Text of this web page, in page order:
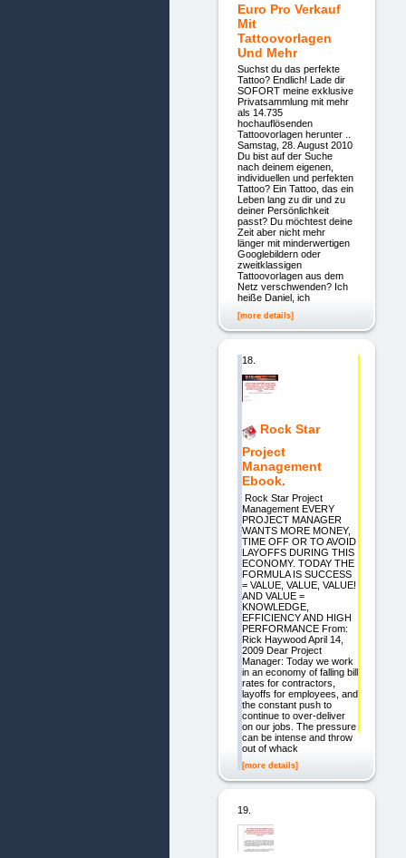
Euro Pro Verkauf
Mit
Tattoovorlagen
Und Mehr
Suchst du das perfekte
Tattoo? Endlich! Lade dir
SOFORT meine exklusive
Privatsammlung mit mehr
als 14.735
hochauflösenden
Tattoovorlagen herunter ..
Samstag, 28. August 2010
Du bist auf der Suche
nach deinem eigenen,
individuellen und perfekten
Tattoo? Ein Tattoo, das ein
Leben lang zu dir und zu
deiner Persönlichkeit
passt? Du möchtest deine
Zeit aber nicht mehr
länger mit minderwertigen
Googlebildern oder
zweitklassigen
Tattoovorlagen aus dem
Netz verschwenden? Ich
heiße Daniel, ich
[more details]
18.
Rock Star
Project
Management
Ebook.
Rock Star Project
Management EVERY
PROJECT MANAGER
WANTS MORE MONEY,
TIME OFF OR TO AVOID
LAYOFFS DURING THIS
ECONOMY. TODAY THE
FORMULA IS SUCCESS
= VALUE, VALUE, VALUE!
AND VALUE =
KNOWLEDGE,
EFFICIENCY AND HIGH
PERFORMANCE From:
Rick Haywood April 14,
2009 Dear Project
Manager: Today we work
in an economy of falling bill
rates for contractors,
layoffs for employees, and
the constant push to
continue to over-deliver
on our jobs. The pressure
can be intense and throw
out of whack
[more details]
19.